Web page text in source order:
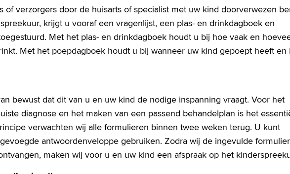
of verzorgers door de huisarts of specialist met uw kind doorverwezen
krijgt u vooraf een vragenlijst, een plas- en drinkdagboek en
Met het plas- en drinkdagboek houdt u bij hoe vaak en
Met het poepdagboek houdt u bij wanneer uw kind gepoept heeft en
bewust dat dit van u en uw kind de nodige inspanning vraagt. Voor het
diagnose en het maken van een passend behandelplan is het
verwachten wij alle formulieren binnen twee weken terug. U kunt
antwoordenveloppe gebruiken. Zodra wij de ingevulde
maken wij voor u en uw kind een afspraak op het